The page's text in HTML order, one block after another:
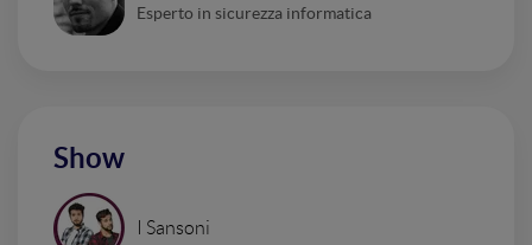
Esperto in sicurezza informatica
Show
I Sansoni